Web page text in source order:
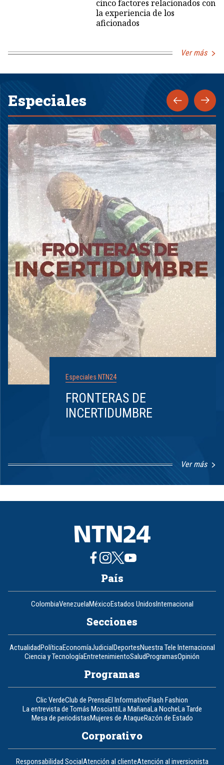
cinco factores relacionados con
la experiencia de los
aficionados
Ver más
Especiales
Especiales NTN24
FRONTERAS DE
INCERTIDUMBRE
Ver más
1
8
País
ColombiaVenezuelaMéxicoEstados UnidosInternacional
Secciones
ActualidadPolíticaEconomíaJudicialDeportesNuestra Tele Internacional
Ciencia y TecnologíaEntretenimientoSaludProgramasOpinión
Programas
Clic VerdeClub de PrensaEl InformativoFlash Fashion
La entrevista de Tomás MosciattiLa MañanaLa NocheLa Tarde
Mesa de periodistasMujeres de AtaqueRazón de Estado
Corporativo
Responsabilidad SocialAtención al clienteAtención al inversionista